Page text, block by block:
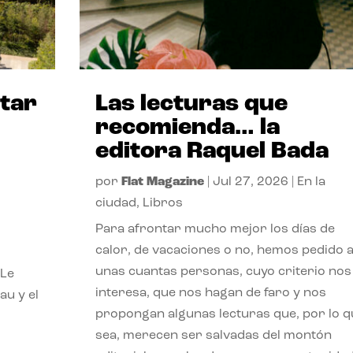
y el
Las lecturas que
recomienda… la
editora Raquel Bada
por Flat Magazine| Jul 27, 2026
En la
ciudad, Libros
Para afrontar mucho mejor los días de
calor, de vacaciones o no, hemos pedido a
unas cuantas personas, cuyo criterio nos
interesa, que nos hagan de faro y nos
propongan algunas lecturas que, por lo
sea, merecen ser salvadas del montón